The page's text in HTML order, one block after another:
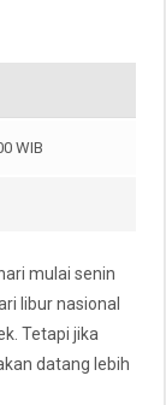
WIB
mulai senin
libur nasional
Tetapi jika
datang lebih